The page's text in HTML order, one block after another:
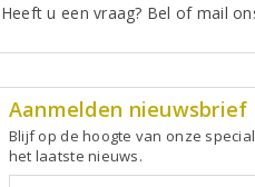
Heeft u een vraag? Bel of mail
Aanmelden nieuwsbrief
Blijf op de hoogte van onze
het laatste nieuws.